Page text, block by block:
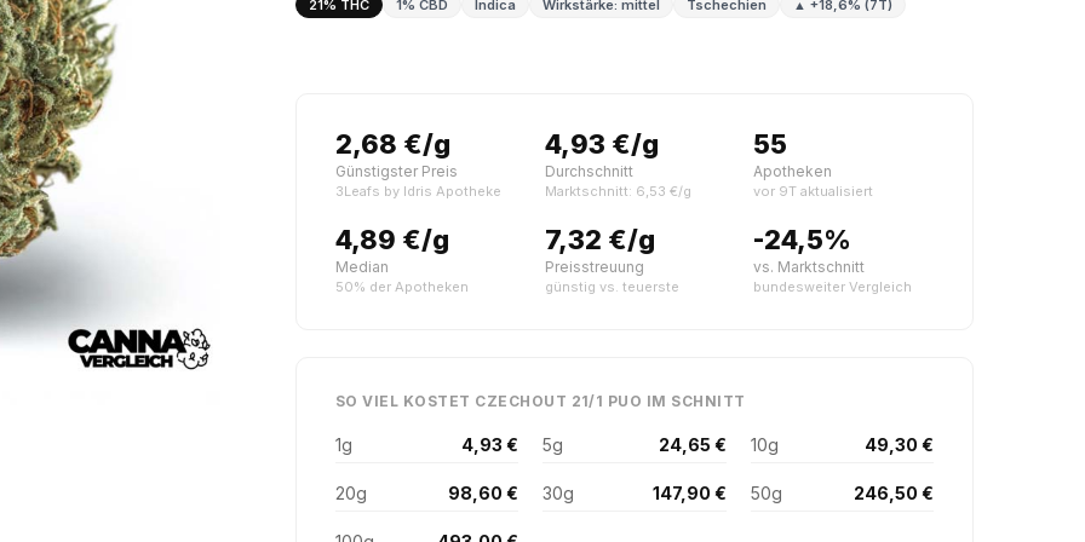
21% THC 1% CBD Indica Wirkstärke: mittel Tschechien ▲ +18,6% (7T)
2,68 €/g
Günstigster Preis
3Leafs by Idris Apotheke
4,93 €/g
Durchschnitt
Marktschnitt: 6,53 €/g
55
Apotheken
vor 9T aktualisiert
4,89 €/g
Median
50% der Apotheken
7,32 €/g
Preisstreuung
günstig vs. teuerste
-24,5%
vs. Marktschnitt
bundesweiter Vergleich
SO VIEL KOSTET CZECHOUT 21/1 PUO IM SCHNITT
1g 4,93 € 5g 24,65 € 10g 49,30 €
20g 98,60 € 30g 147,90 € 50g 246,50 €